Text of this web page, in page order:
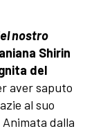
nostro
Shirin
del
aver saputo
al suo
dalla